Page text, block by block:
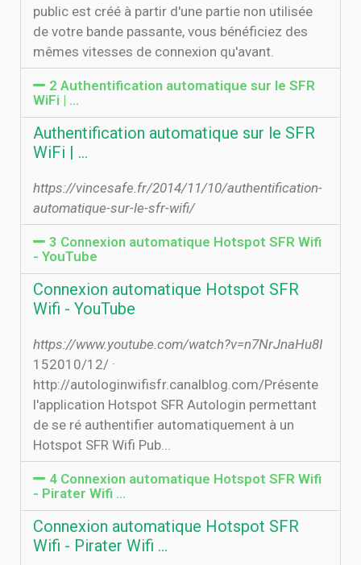
public est créé à partir d'une partie non utilisée
de votre bande passante, vous bénéficiez des
mêmes vitesses de connexion qu'avant.
2 Authentification automatique sur le SFR
WiFi | …
Authentification automatique sur le SFR
WiFi | …
https://vincesafe.fr/2014/11/10/authentification-
automatique-sur-le-sfr-wifi/
3 Connexion automatique Hotspot SFR Wifi
- YouTube
Connexion automatique Hotspot SFR
Wifi - YouTube
https://www.youtube.com/watch?v=n7NrJnaHu8I
15‏‏/12‏‏/2010 ·
http://autologinwifisfr.canalblog.com/Présente
l'application Hotspot SFR Autologin permettant
de se ré authentifier automatiquement à un
Hotspot SFR Wifi Pub...
4 Connexion automatique Hotspot SFR Wifi
- Pirater Wifi …
Connexion automatique Hotspot SFR
Wifi - Pirater Wifi …